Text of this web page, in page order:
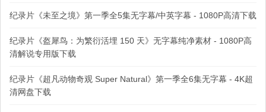
纪录片《未至之境》第一季全5集无字幕/中英字幕 - 1080P高清下载
纪录片《盔犀鸟：为繁衍活埋 150 天》无字幕纯净素材 - 1080P高
清解说专用版下载
纪录片《超凡动物奇观 Super Natural》第一季全6集无字幕 - 4K超
清网盘下载